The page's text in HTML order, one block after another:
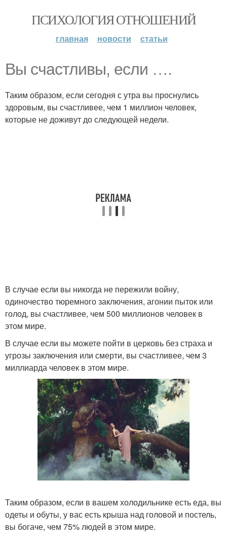
ПСИХОЛОГИЯ ОТНОШЕНИЙ
главная новости статьи
Вы счастливы, если ….
Таким образом, если сегодня с утра вы проснулись
здоровым, вы счастливее, чем 1 миллион человек,
которые не доживут до следующей недели.
В случае если вы никогда не пережили войну,
одиночество тюремного заключения, агонии пыток или
голод, вы счастливее, чем 500 миллионов человек в
этом мире.
В случае если вы можете пойти в церковь без страха и
угрозы заключения или смерти, вы счастливее, чем 3
миллиарда человек в этом мире.
Таким образом, если в вашем холодильнике есть еда, вы
одеты и обуты, у вас есть крыша над головой и постель,
вы богаче, чем 75% людей в этом мире.